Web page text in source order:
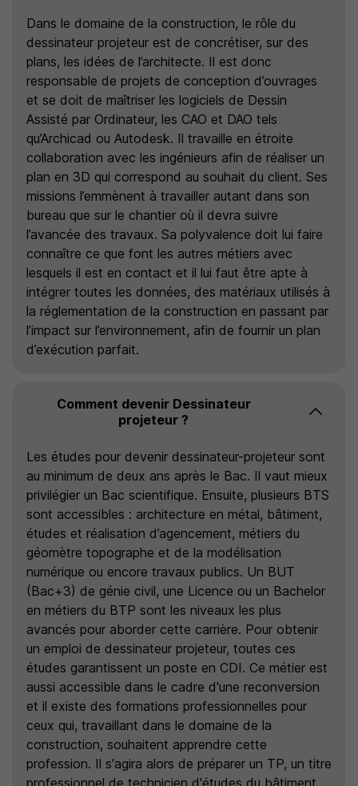
Dans le domaine de la construction, le rôle du
dessinateur projeteur est de concrétiser, sur des
plans, les idées de l’architecte. Il est donc
responsable de projets de conception d’ouvrages
et se doit de maîtriser les logiciels de Dessin
Assisté par Ordinateur, les CAO et DAO tels
qu’Archicad ou Autodesk. Il travaille en étroite
collaboration avec les ingénieurs afin de réaliser un
plan en 3D qui correspond au souhait du client. Ses
missions l’emmènent à travailler autant dans son
bureau que sur le chantier où il devra suivre
l’avancée des travaux. Sa polyvalence doit lui faire
connaître ce que font les autres métiers avec
lesquels il est en contact et il lui faut être apte à
intégrer toutes les données, des matériaux utilisés à
la réglementation de la construction en passant par
l’impact sur l’environnement, afin de fournir un plan
d’exécution parfait.
Comment devenir Dessinateur
projeteur ?
Les études pour devenir dessinateur-projeteur sont
au minimum de deux ans après le Bac. Il vaut mieux
privilégier un Bac scientifique. Ensuite, plusieurs BTS
sont accessibles : architecture en métal, bâtiment,
études et réalisation d’agencement, métiers du
géomètre topographe et de la modélisation
numérique ou encore travaux publics. Un BUT
(Bac+3) de génie civil, une Licence ou un Bachelor
en métiers du BTP sont les niveaux les plus
avancés pour aborder cette carrière. Pour obtenir
un emploi de dessinateur projeteur, toutes ces
études garantissent un poste en CDI. Ce métier est
aussi accessible dans le cadre d'une reconversion
et il existe des formations professionnelles pour
ceux qui, travaillant dans le domaine de la
construction, souhaitent apprendre cette
profession. Il s'agira alors de préparer un TP, un titre
professionnel de technicien d'études du bâtiment